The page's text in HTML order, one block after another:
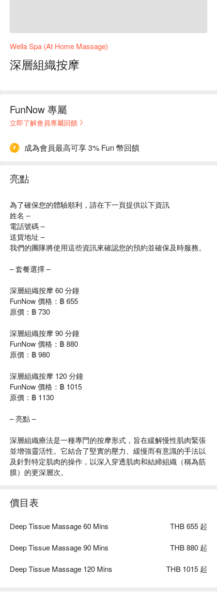
Wella Spa (At Home Massage)
深層組織按摩
FunNow 專屬
立即了解會員專屬回饋
成為會員最高可享 3% Fun 幣回饋
亮點
為了確保您的體驗順利，請在下一頁提供以下資訊
姓名 –
電話號碼 –
送貨地址 –
我們的團隊將使用這些資訊來確認您的預約並確保及時服務。
– 套餐選擇 –
深層組織按摩 60 分鐘
FunNow 價格：฿ 655
原價：฿ 730
深層組織按摩 90 分鐘
FunNow 價格：฿ 880
原價：฿ 980
深層組織按摩 120 分鐘
FunNow 價格：฿ 1015
原價：฿ 1130
– 亮點 –
深層組織療法是一種專門的按摩形式，旨在緩解慢性肌肉緊張
並增強靈活性。它結合了堅實的壓力、緩慢而有意識的手法以
及針對特定肌肉的操作，以深入穿透肌肉和結締組織（稱為筋
膜）的更深層次。
價目表
Deep Tissue Massage 60 Mins THB 655 起
Deep Tissue Massage 90 Mins THB 880 起
Deep Tissue Massage 120 Mins THB 1015 起